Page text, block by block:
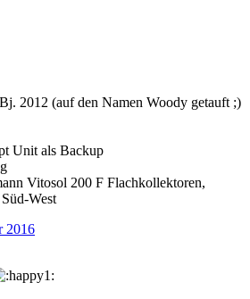
2012 (auf den Namen Woody getauft ;)
Unit als Backup
Vitosol 200 F Flachkollektoren,
West
2016